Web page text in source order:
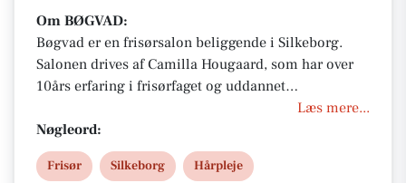
Om BØGVAD:
Bøgvad er en frisørsalon beliggende i Silkeborg.
Salonen drives af Camilla Hougaard, som har over
10års erfaring i frisørfaget og uddannet
farvespecialist. Fokus er på kvalitet, professionel
rådgivning og bæredygtige produkter. Salonen
prioriterer miljøvenlige løsninger og en behagelig
kundeoplevelse. Du kan finde salonen på Vestergade
Læs mere...
Nøgleord:
Frisør Silkeborg Hårpleje